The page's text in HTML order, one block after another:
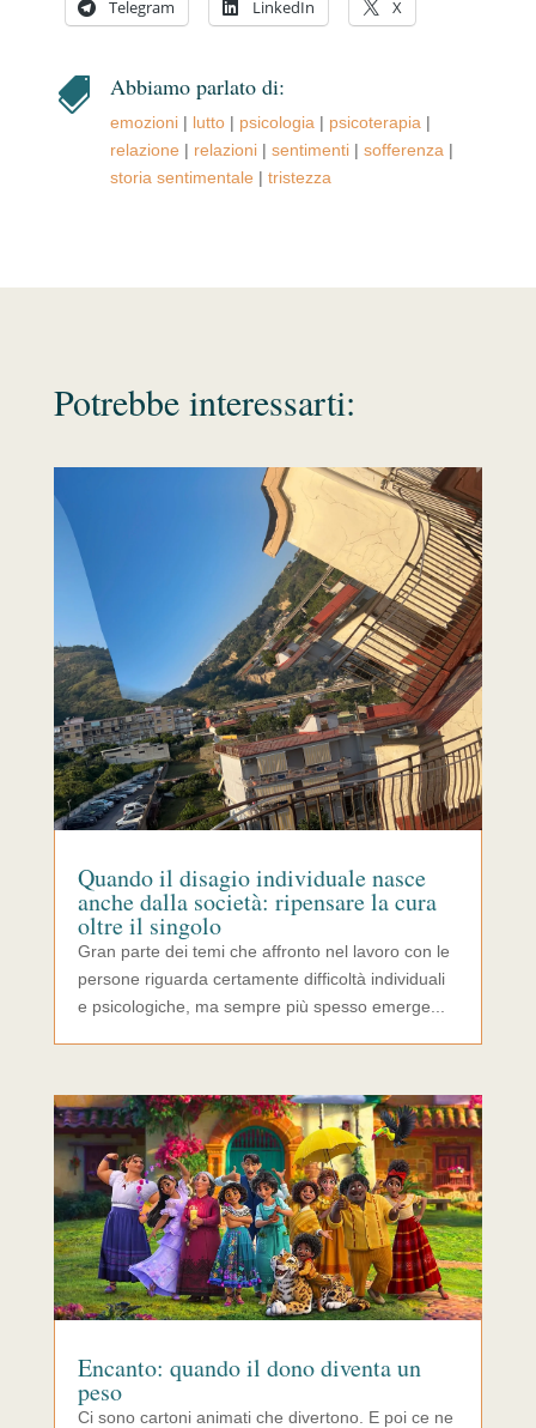
Telegram LinkedIn X
 Abbiamo parlato di:
emozioni| lutto| psicologia| psicoterapia|
relazione | relazioni| sentimenti| sofferenza|
storia sentimentale | tristezza
Potrebbe interessarti:
Quando il disagio individuale nasce
anche dalla società: ripensare la cura
oltre il singolo
Gran parte dei temi che affronto nel lavoro con le
persone riguarda certamente difficoltà individuali
e psicologiche, ma sempre più spesso emerge...
Encanto: quando il dono diventa un
peso
Ci sono cartoni animati che divertono. E poi ce ne